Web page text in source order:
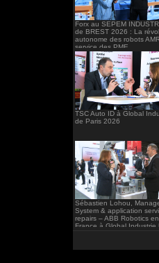
Forx au SEPEM
de BREST 2026 : La
autonome des robots
service des PME
TSC Auto ID à Global
de Paris 2026
Sébastien Lohou,
System & application
repairs – ABB Robotics en
France à Global Industrie